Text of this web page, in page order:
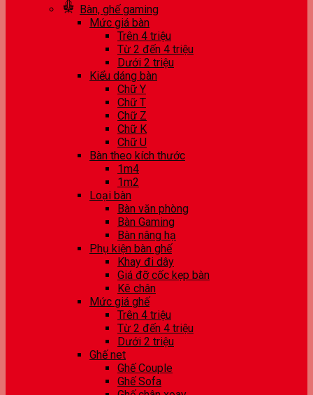
Bàn, ghế gaming
Mức giá bàn
Trên 4 triệu
Từ 2 đến 4 triệu
Dưới 2 triệu
Kiểu dáng bàn
Chữ Y
Chữ T
Chữ Z
Chữ K
Chữ U
Bàn theo kích thước
1m4
1m2
Loại bàn
Bàn văn phòng
Bàn Gaming
Bàn nâng hạ
Phụ kiện bàn ghế
Khay đi dây
Giá đỡ cốc kẹp bàn
Kê chân
Mức giá ghế
Trên 4 triệu
Từ 2 đến 4 triệu
Dưới 2 triệu
Ghế net
Ghế Couple
Ghế Sofa